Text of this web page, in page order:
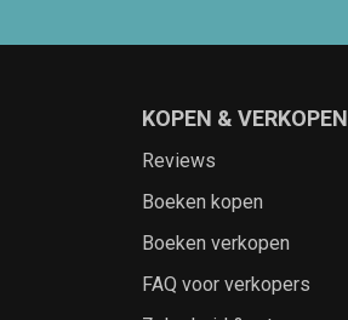
KOPEN & VERKOPEN
Reviews
Boeken kopen
Boeken verkopen
FAQ voor verkopers